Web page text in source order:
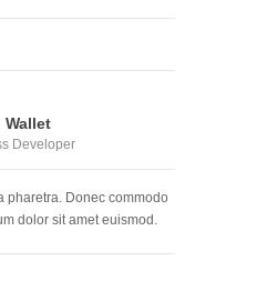
Wallet
Developer
pharetra. Donec commodo
dolor sit amet euismod.